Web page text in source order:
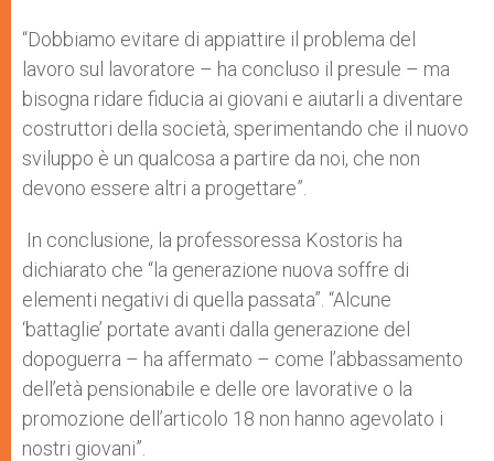
“Dobbiamo evitare di appiattire il problema del
lavoro sul lavoratore – ha concluso il presule – ma
bisogna ridare fiducia ai giovani e aiutarli a diventare
costruttori della società, sperimentando che il nuovo
sviluppo è un qualcosa a partire da noi, che non
devono essere altri a progettare”.
In conclusione, la professoressa Kostoris ha
dichiarato che “la generazione nuova soffre di
elementi negativi di quella passata”. “Alcune
‘battaglie’ portate avanti dalla generazione del
dopoguerra – ha affermato – come l’abbassamento
dell’età pensionabile e delle ore lavorative o la
promozione dell’articolo 18 non hanno agevolato i
nostri giovani”.